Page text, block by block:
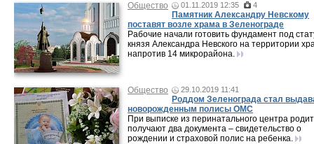
Общество 01.11.2019 12:35 4
Памятник Александру Невскому
поставят возле храма в Зеленограде
Рабочие начали готовить фундамент под
князя Александра Невского на территории
напротив 14 микрорайона.
Общество 29.10.2019 11:41
Роддом Зеленограда стал
новорожденным полисы ОМС
При выписке из перинатального центра
получают два документа – свидетельство о
рождении и страховой полис на ребенка.